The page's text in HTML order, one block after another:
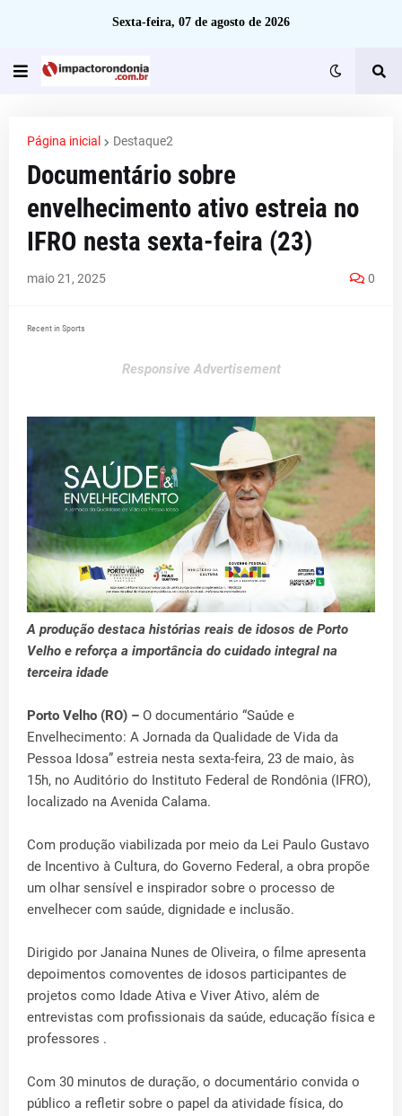
Sexta-feira, 07 de agosto de 2026
Página inicial Destaque2
Documentário sobre
envelhecimento ativo estreia no
IFRO nesta sexta-feira (23)
maio 21, 2025 0
Recent in Sports
Responsive Advertisement
A produção destaca histórias reais de idosos de Porto
Velho e reforça a importância do cuidado integral na
terceira idade
Porto Velho (RO) – O documentário “Saúde e
Envelhecimento: A Jornada da Qualidade de Vida da
Pessoa Idosa” estreia nesta sexta-feira, 23 de maio, às
15h, no Auditório do Instituto Federal de Rondônia (IFRO),
localizado na Avenida Calama.
Com produção viabilizada por meio da Lei Paulo Gustavo
de Incentivo à Cultura, do Governo Federal, a obra propõe
um olhar sensível e inspirador sobre o processo de
envelhecer com saúde, dignidade e inclusão.
Dirigido por Janaina Nunes de Oliveira, o filme apresenta
depoimentos comoventes de idosos participantes de
projetos como Idade Ativa e Viver Ativo, além de
entrevistas com profissionais da saúde, educação física e
professores .
Com 30 minutos de duração, o documentário convida o
público a refletir sobre o papel da atividade física, do